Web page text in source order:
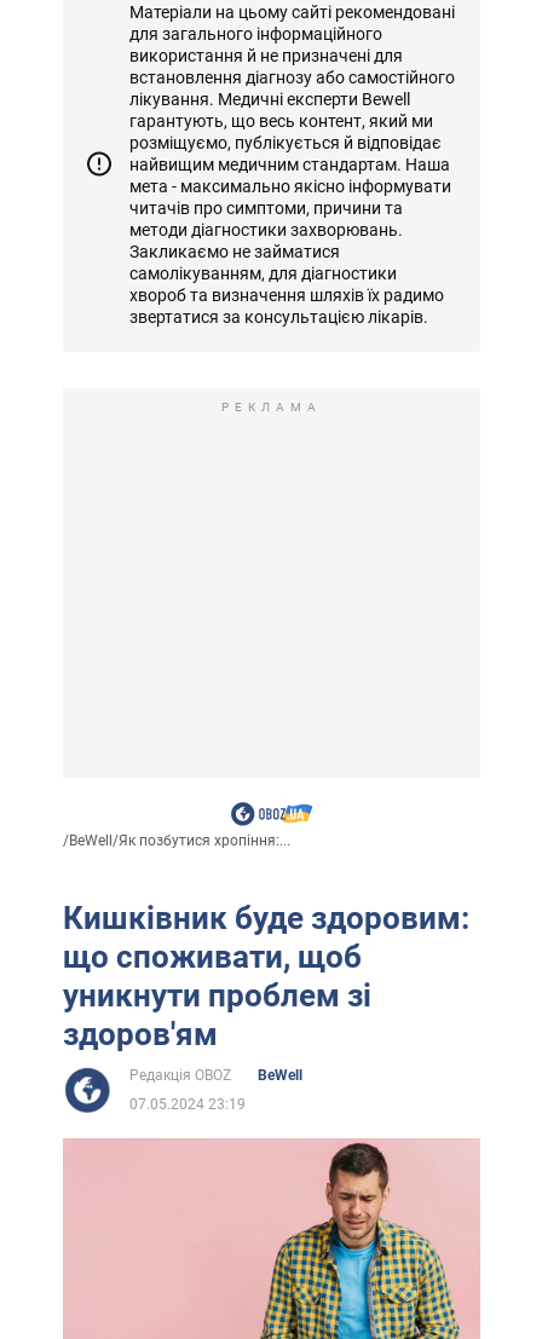
Матеріали на цьому сайті рекомендовані
для загального інформаційного
використання й не призначені для
встановлення діагнозу або самостійного
лікування. Медичні експерти Bewell
гарантують, що весь контент, який ми
розміщуємо, публікується й відповідає
найвищим медичним стандартам. Наша
мета - максимально якісно інформувати
читачів про симптоми, причини та
методи діагностики захворювань.
Закликаємо не займатися
самолікуванням, для діагностики
хвороб та визначення шляхів їх радимо
звертатися за консультацією лікарів.
РЕКЛАМА
/BeWell/Як позбутися хропіння:...
Кишківник буде здоровим:
що споживати, щоб
уникнути проблем зі
здоров'ям
Редакція OBOZ
BeWell
07.05.2024 23:19